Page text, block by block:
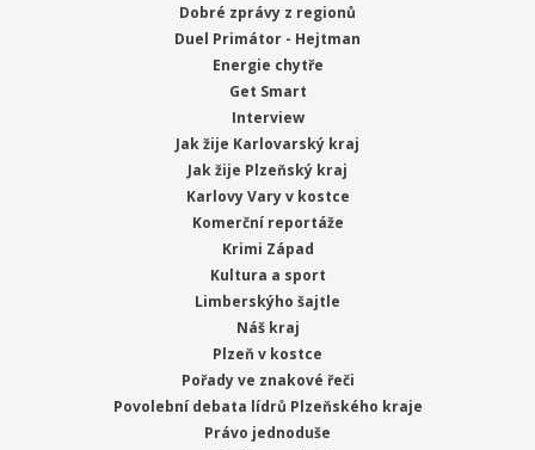
Dobré zprávy z regionů
Duel Primátor - Hejtman
Energie chytře
Get Smart
Interview
Jak žije Karlovarský kraj
Jak žije Plzeňský kraj
Karlovy Vary v kostce
Komerční reportáže
Krimi Západ
Kultura a sport
Limberskýho šajtle
Náš kraj
Plzeň v kostce
Pořady ve znakové řeči
Povolební debata lídrů Plzeňského kraje
Právo jednoduše